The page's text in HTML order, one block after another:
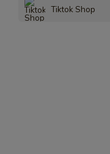
Tiktok Shop